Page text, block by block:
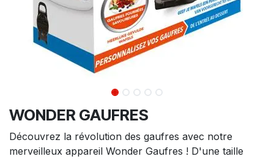
WONDER GAUFRES
Découvrez la révolution des gaufres avec notre
merveilleux appareil Wonder Gaufres ! D'une taille